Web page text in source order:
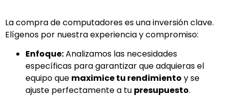
La compra de computadores es una inversión clave.
Elígenos por nuestra experiencia y compromiso:
Enfoque:Analizamos las necesidades
específicas para garantizar que adquieras el
equipo que maximice tu rendimiento y se
ajuste perfectamente a tu presupuesto.